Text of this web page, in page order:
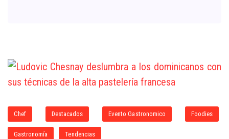
Chef Destacados Evento Gastronomico Foodies
Gastronomía Tendencias